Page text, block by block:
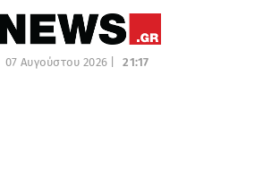
07 Αυγούστου 2026 | 21:17